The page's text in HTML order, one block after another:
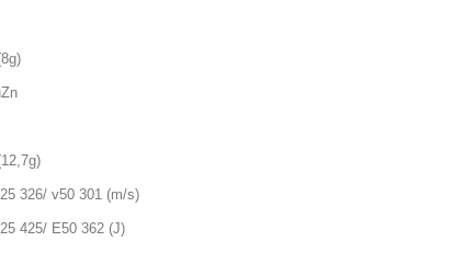
326/ v50 301 (m/s)
425/ E50 362 (J)